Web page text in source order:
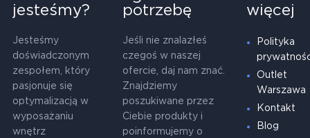
jesteśmy?
Jesteśmy
doświadczonym
zespołem, który
pasjonuje się
optymalizacją w
wyposażaniu
wnętrz
potrzebę
Jeśli nie znalazłeś
czegoś w naszej
ofercie, daj nam znać.
Znajdziemy
poszukiwane przez
Ciebie produkty i
poinformujemy o
więcej
Polityka
Outlet
Warszawa
Kontakt
Blog